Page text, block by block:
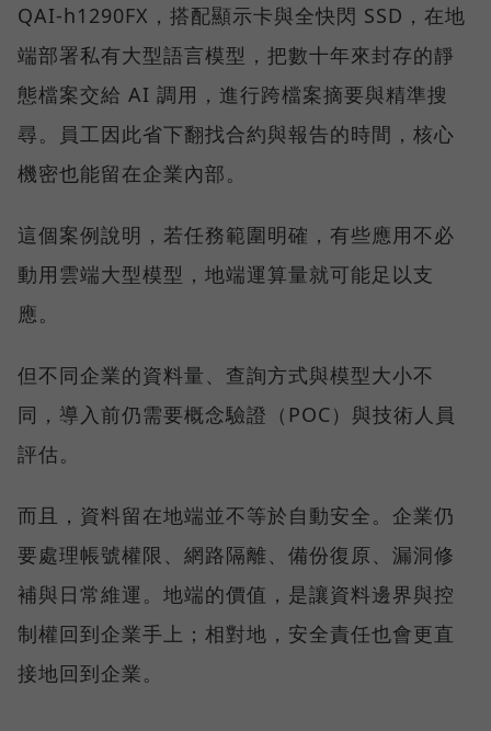
QAI-h1290FX，搭配顯示卡與全快閃 SSD，在地
端部署私有大型語言模型，把數十年來封存的靜
態檔案交給 AI 調用，進行跨檔案摘要與精準搜
尋。員工因此省下翻找合約與報告的時間，核心
機密也能留在企業內部。
這個案例說明，若任務範圍明確，有些應用不必
動用雲端大型模型，地端運算量就可能足以支
應。
但不同企業的資料量、查詢方式與模型大小不
同，導入前仍需要概念驗證（POC）與技術人員
評估。
而且，資料留在地端並不等於自動安全。企業仍
要處理帳號權限、網路隔離、備份復原、漏洞修
補與日常維運。地端的價值，是讓資料邊界與控
制權回到企業手上；相對地，安全責任也會更直
接地回到企業。